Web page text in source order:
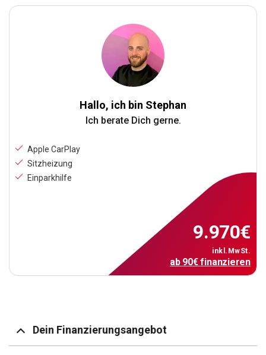
Hallo, ich bin Stephan
Ich berate Dich gerne.
Apple CarPlay
Sitzheizung
Einparkhilfe
9.970€
inkl.MwSt.
ab 90€finanzieren
Dein Finanzierungsangebot